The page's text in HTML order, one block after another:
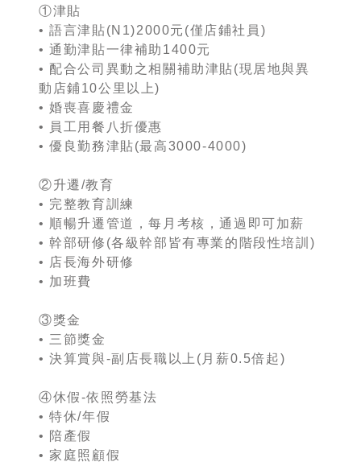
①津貼
• 語言津貼(N1)2000元(僅店鋪社員)
• 通勤津貼一律補助1400元
• 配合公司異動之相關補助津貼(現居地與異
動店鋪10公里以上)
• 婚喪喜慶禮金
• 員工用餐八折優惠
• 優良勤務津貼(最高3000-4000)
②升遷/教育
• 完整教育訓練
• 順暢升遷管道，每月考核，通過即可加薪
• 幹部研修(各級幹部皆有專業的階段性培訓)
• 店長海外研修
• 加班費
③獎金
• 三節獎金
• 決算賞與-副店長職以上(月薪0.5倍起)
④休假-依照勞基法
• 特休/年假
• 陪產假
• 家庭照顧假